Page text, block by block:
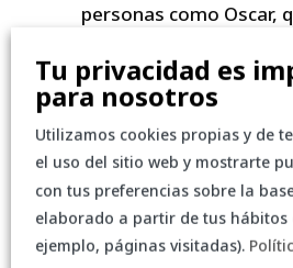
personas como Oscar,
asesorando desde el
momento que
con esta
importante. Sin el
seguridad y el servicio
imposible hacer este
importante tener un
Tu privacidad es
para nosotros
Utilizamos cookies propias y de
el uso del sitio web y mostrarte
con tus preferencias sobre la
elaborado a partir de tus hábitos
ejemplo, páginas visitadas).